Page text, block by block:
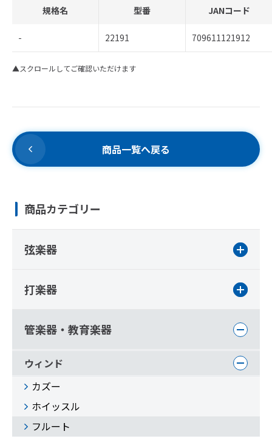
規格名 型番 JANコード
- 22191 709611121912
▲スクロールしてご確認いただけます
商品一覧へ戻る
商品カテゴリー
弦楽器
打楽器
管楽器・教育楽器
ウィンド
カズー
ホイッスル
フルート